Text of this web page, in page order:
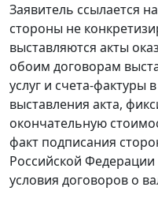
Заявитель ссылается
стороны не
выставляются акты
обоим договорам
услуг и счета-фактуры
выставления акта,
окончательную
факт подписания
Российской
условия договоров о